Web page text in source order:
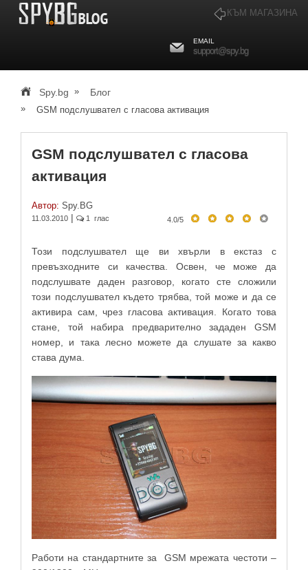
КЪМ МАГАЗИНА
EMAIL
support@spy.bg
Spy.bg » Блог
» GSM подслушвател с гласова активация
GSM подслушвател с гласова
активация
Автор: Spy.BG
11.03.2010 | 1 глас 4.0/5
Този подслушвател ще ви хвърли в екстаз с
превъзходните си качества. Освен, че може да
подслушвате даден разговор, когато сте сложили
този подслушвател където трябва, той може и да се
активира сам, чрез гласова активация. Когато това
стане, той набира предварително зададен GSM
номер, и така лесно можете да слушате за какво
става дума.
Работи на стандартните за GSM мрежата честоти –